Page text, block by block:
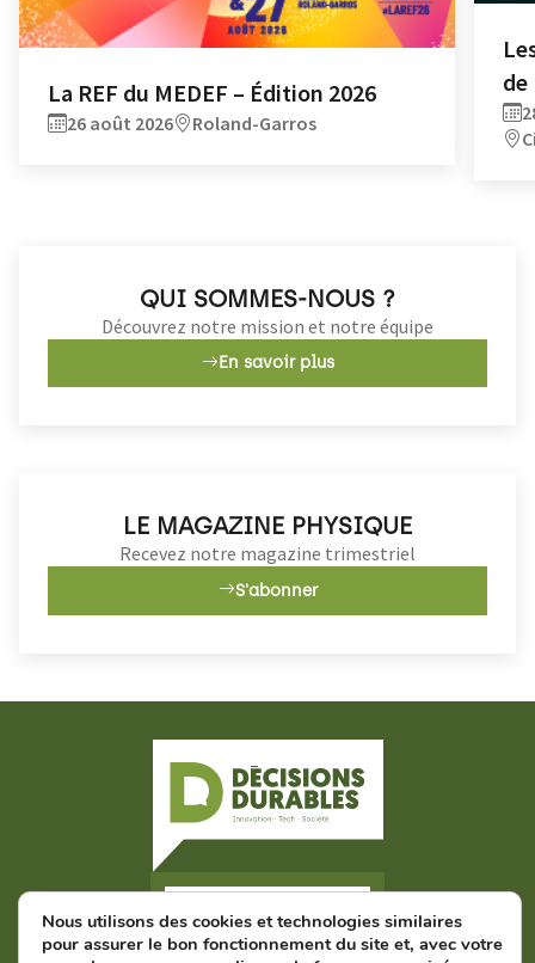
La REF du MEDEF – Édition 2026
26 août 2026 Roland-Garros
de
QUI SOMMES-NOUS ?
Découvrez notre mission et notre équipe
En savoir plus
LE MAGAZINE PHYSIQUE
Recevez notre magazine trimestriel
S'abonner
Nous contacter
Nous utilisons des cookies et technologies similaires
pour assurer le bon fonctionnement du site et, avec votre